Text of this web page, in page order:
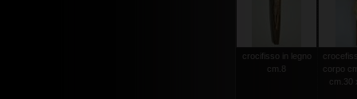
crocifisso in legno
cm.8
corpo
cm.30